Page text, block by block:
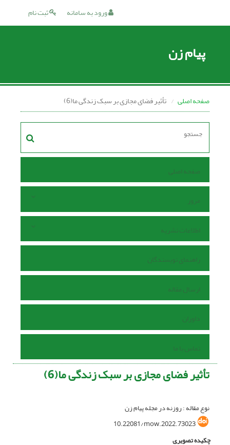
ثبت نام ورود به سامانه
پیام زن
صفحه اصلی تأثیر فضای مجازی بر سبک زندگی ما(6)
صفحه اصلی
مرور
اطلاعات نشریه
راهنمای نویسندگان
ارسال مقاله
داوران
تماس با ما
تأثیر فضای مجازی بر سبک زندگی ما(6)
نوع مقاله : روزنه در مجله پیام زن
10.22081/mow.2022.73023
چکیده تصویری